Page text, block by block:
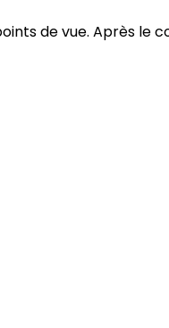
de vue. Après le